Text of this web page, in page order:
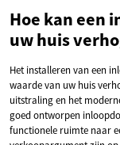
Hoe kan een
uw huis
Het installeren van een
waarde van uw huis
uitstraling en het
goed ontworpen
functionele ruimte naar